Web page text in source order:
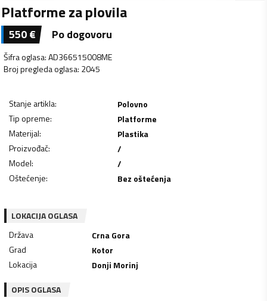
Platforme za plovila
550€ Po dogovoru
Šifra oglasa:AD366515008ME
Broj pregleda oglasa: 2045
Stanje artikla:
Polovno
Tip opreme:
Platforme
Materijal:
Plastika
Proizvođač:
/
Model:
/
Oštećenje: Bez oštećenja
LOKACIJA OGLASA
Država
Crna Gora
Grad
Kotor
Lokacija
Donji Morinj
OPIS OGLASA